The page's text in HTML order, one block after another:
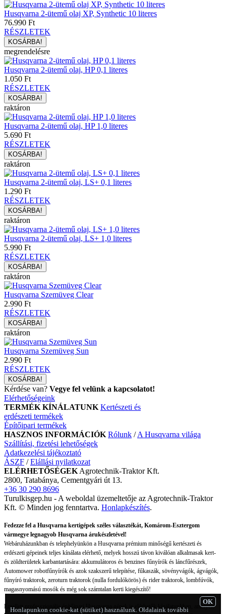
Husqvarna 2-ütemű olaj XP, Synthetic 10 literes
76.990 Ft
RÉSZLETEK
megrendelésre
Husqvarna 2-ütemű olaj, HP 0,1 literes
1.050 Ft
RÉSZLETEK
raktáron
Husqvarna 2-ütemű olaj, HP 1,0 literes
5.690 Ft
RÉSZLETEK
raktáron
Husqvarna 2-ütemű olaj, LS+ 0,1 literes
1.290 Ft
RÉSZLETEK
raktáron
Husqvarna 2-ütemű olaj, LS+ 1,0 literes
5.990 Ft
RÉSZLETEK
raktáron
Husqvarna Szemüveg Clear
2.990 Ft
RÉSZLETEK
raktáron
Husqvarna Szemüveg Sun
2.990 Ft
RÉSZLETEK
Kérdése van? Vegye fel velünk a kapcsolatot!
Elérhetőségeink
TERMÉK KÍNÁLATUNK Kertészeti és
erdészeti termékek
Építőipari termékek
HASZNOS INFORMÁCIÓK Rólunk /A Husqvarna világa
Szállítási, fizetési lehetőségek
Adatkezelési tájékoztató
ÁSZF /Elállási nyilatkozat
ELÉRHETŐSÉGEK Agrotechnik-Traktor Kft.
2800, Tatabánya, Cementgyári út 13.
+36 30 290 8696
Turulkisgep.hu - A weboldal üzemeltetője az Agrotechnik-Traktor
Kft. © Minden jog fenntartva. Honlapkészítés.
Fedezze fel a Husqvarna kertigépek széles választékát, Komárom-Esztergom
vármegye legnagyob Husqvarna árukészletével!
Webáruházunkban és telephelyünkön a Husqvarna prémium minőségű kertészeti és
erdészeti gépeinek teljes kínálata elérhető, melyek hosszú távon kiválóan alkalmasak kert-
és zöldterületek karbantartására: akkumulátoros és benzines fűnyírók és láncfűrészek,
Automower robotfűnyírók és azok szakszerű telepítése, fűkaszák, sövényvágók, ágvágók,
fűnyíró traktorok, zeroturn traktorok (nulla fordulókörös) és rider traktorok, lombfúvók,
magasnyomású mosók és még sok számtalan kerti kiegészítő!
Emellett professzionális építőipari Husqvarna gépek is elérhetők kínálatunkban, amelyek
OK
Honlapunkon cookie-kat (sütiket) használunk. Oldalaink további